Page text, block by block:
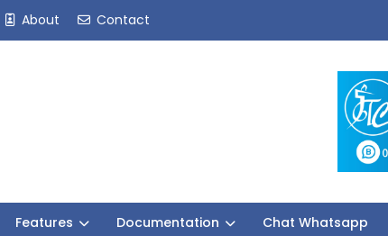
About Contact
Features Documentation Chat Whatsapp